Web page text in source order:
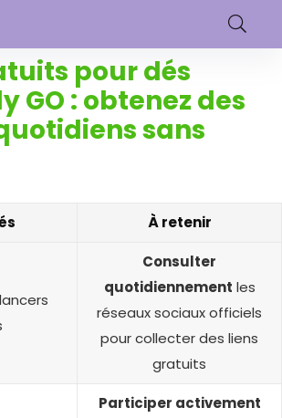
pour dés
GO : obtenez des
sans
À retenir
Consulter
quotidiennement les
réseaux sociaux officiels
pour collecter des liens
gratuits
Participer activement